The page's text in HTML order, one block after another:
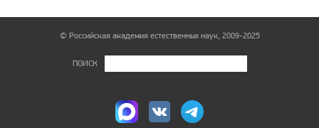
© Российская академия естественных наук, 2009-2025
ПОИСК